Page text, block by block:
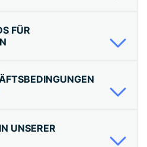
FÜR
UNSERER